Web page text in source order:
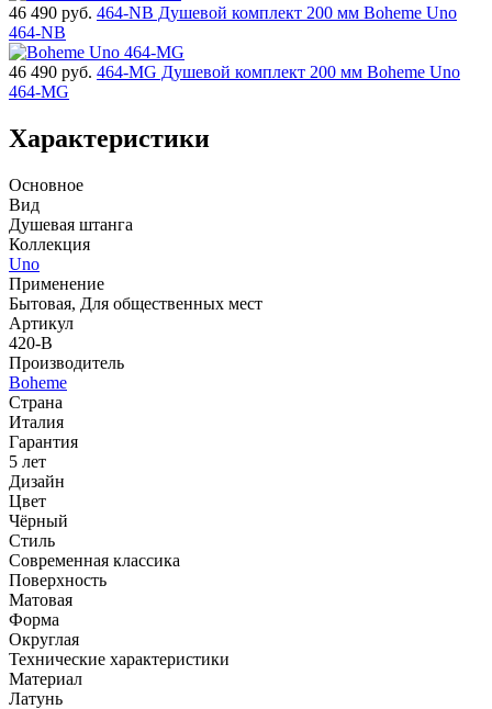
46 490 руб. 464-NB Душевой комплект 200 мм Boheme Uno
464-NB
46 490 руб. 464-MG Душевой комплект 200 мм Boheme Uno
464-MG
Характеристики
Основное
Вид
Душевая штанга
Коллекция
Uno
Применение
Бытовая, Для общественных мест
Артикул
420-B
Производитель
Boheme
Страна
Италия
Гарантия
5 лет
Дизайн
Цвет
Чёрный
Стиль
Современная классика
Поверхность
Матовая
Форма
Округлая
Технические характеристики
Материал
Латунь